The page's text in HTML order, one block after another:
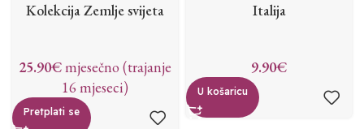
Kolekcija Zemlje svijeta
25.90€mjesečno (trajanje
16 mjeseci)
Pretplati se
Italija
9.90€
U košaricu